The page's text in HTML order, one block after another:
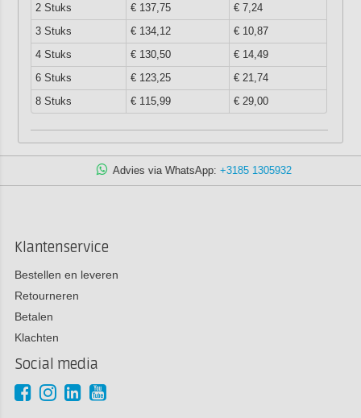
2 Stuks
€ 137,75
€ 7,24
3 Stuks
€ 134,12
€ 10,87
4 Stuks
€ 130,50
€ 14,49
6 Stuks
€ 123,25
€ 21,74
8 Stuks
€ 115,99 € 29,00
Advies via WhatsApp:+3185 1305932
Klantenservice
Bestellen en leveren
Retourneren
Betalen
Klachten
Social media